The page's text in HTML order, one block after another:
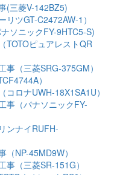
(三菱V-142BZ5)
ツGT-C2472AW-1）
ソニックFY-9HTC5-S)
TOTOピュアレストQR
（三菱SRG-375GM）
）
ロナUWH-18X1SA1U）
事（パナソニックFY-
ンナイRUFH-
NP-45MD9W）
（三菱SR-151G）